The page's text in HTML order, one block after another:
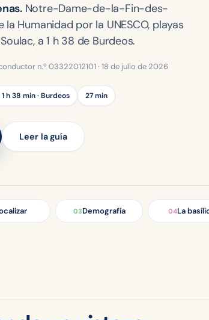
Notre-Dame-de-la-Fin-des-
Humanidad por la UNESCO, playas
a 1 h 38 de Burdeos.
n.º 03322012101 · 18 de julio de 2026
h 38 min · Burdeos 27 min
Leer la guía
03Demografía 04La